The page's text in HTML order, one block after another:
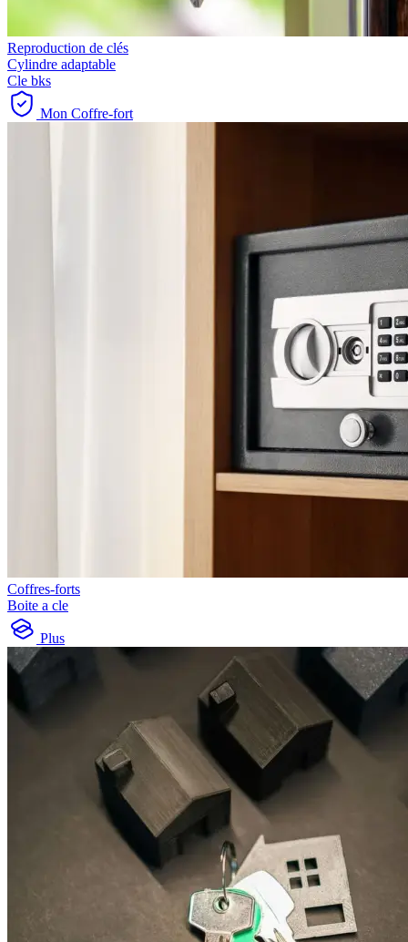
Reproduction de clés
Cylindre adaptable
Cle bks
Mon Coffre-fort
Coffres-forts
Boite a cle
Plus